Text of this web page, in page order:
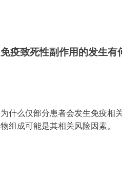
免疫致死性副作用的发生有
为什么仅部分患者会发生免疫相
物组成可能是其相关风险因素。